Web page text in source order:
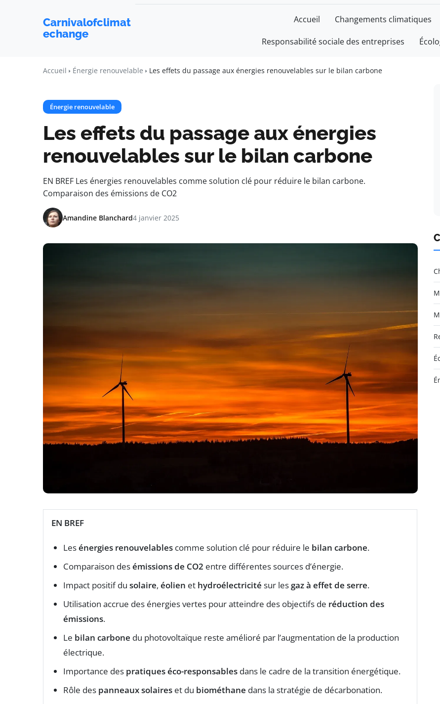
Carnivalofclimat
echange
Accueil Changements climatiques
Responsabilité sociale des entreprises
Accueil Énergie renouvelable Les effets du passage aux énergies renouvelables sur le bilan carbone
Énergie renouvelable
Les effets du passage aux énergies
renouvelables sur le bilan carbone
EN BREF Les énergies renouvelables comme solution clé pour réduire le bilan carbone.
Comparaison des émissions de CO2
Amandine Blanchard4 janvier 2025
EN BREF
Lesénergies renouvelables comme solution clé pour réduire le bilan carbone.
Comparaison desémissions de CO2 entre différentes sources d’énergie.
Impact positif du solaire, éolien et hydroélectricité sur les gaz à effet de serre.
Utilisation accrue des énergies vertes pour atteindre des objectifs de réduction des
émissions.
Le bilan carbone du photovoltaïque reste amélioré par l’augmentation de la production
électrique.
Importance des pratiques éco-responsables dans le cadre de la transition énergétique.
Rôle des panneaux solaires et du biométhane dans la stratégie de décarbonation.